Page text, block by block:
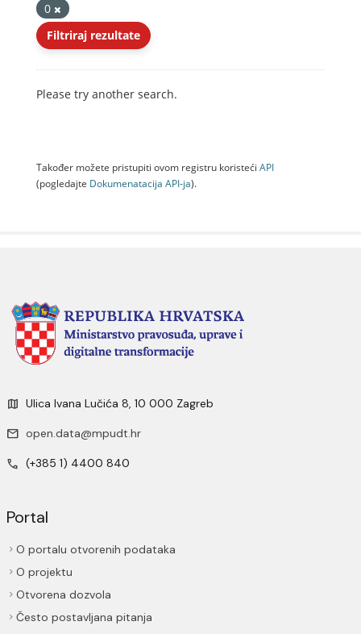
0
Filtriraj rezultate
Please try another search.
Također možete pristupiti ovom registru koristeći API
(pogledajte Dokumenаtаcijа API-jа).